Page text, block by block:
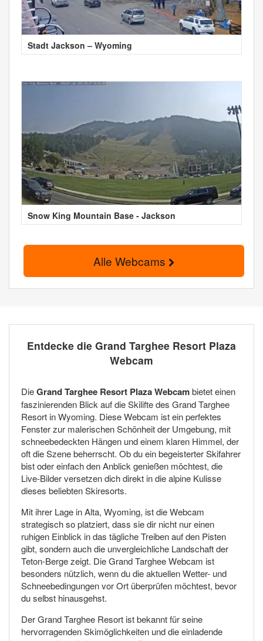
Stadt Jackson – Wyoming
Snow King Mountain Base - Jackson
Alle Webcams
Entdecke die Grand Targhee Resort Plaza
Webcam
DieGrand Targhee Resort Plaza Webcambietet einen
faszinierenden Blick auf die Skilifte des Grand Targhee
Resort in Wyoming. Diese Webcam ist ein perfektes
Fenster zur malerischen Schönheit der Umgebung, mit
schneebedeckten Hängen und einem klaren Himmel, der
oft die Szene beherrscht. Ob du ein begeisterter Skifahrer
bist oder einfach den Anblick genießen möchtest, die
Live-Bilder versetzen dich direkt in die alpine Kulisse
dieses beliebten Skiresorts.
Mit ihrer Lage in Alta, Wyoming, ist die Webcam
strategisch so platziert, dass sie dir nicht nur einen
ruhigen Einblick in das tägliche Treiben auf den Pisten
gibt, sondern auch die unvergleichliche Landschaft der
Teton-Berge zeigt. Die Grand Targhee Webcam ist
besonders nützlich, wenn du die aktuellen Wetter- und
Schneebedingungen vor Ort überprüfen möchtest, bevor
du selbst hinausgehst.
Der Grand Targhee Resort ist bekannt für seine
hervorragenden Skimöglichkeiten und die einladende